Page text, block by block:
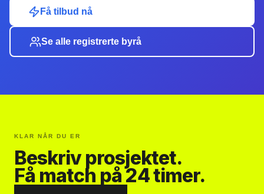
Få tilbud nå
Se alle registrerte byrå
KLAR NÅR DU ER
Beskriv prosjektet.
Få match på 24 timer.